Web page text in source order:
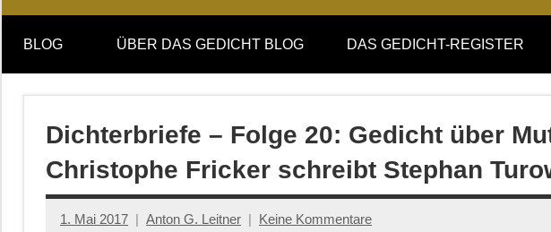
DAS
GEDICHT
blog
DAS
GEDICHT.
Zeitschrift
BLOG ÜBER DAS GEDICHT BLOG DAS GEDICHT-REGISTER
Dichterbriefe – Folge 20: Gedicht über
Christophe Fricker schreibt Stephan
1. Mai 2017 Anton G. Leitner Keine Kommentare